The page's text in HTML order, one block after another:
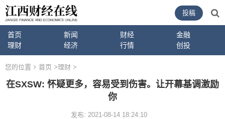
首页 新闻 财经
金融
理财
经济 行情 创投
投稿
您的位置 首页 >理财 >
在SXSW: 怀疑更多，容易受到伤害。让开幕基调激励
你
发布: 2021-08-14 18:24:10